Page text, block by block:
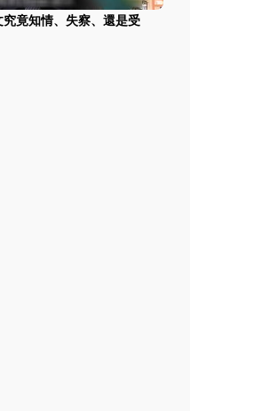
竟知情、失察、還是受